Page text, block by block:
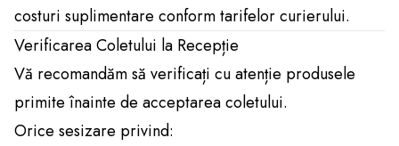
costuri suplimentare conform tarifelor curierului.
Verificarea Coletului la Recepție
Vă recomandăm să verificați cu atenție produsele
primite înainte de acceptarea coletului.
Orice sesizare privind: